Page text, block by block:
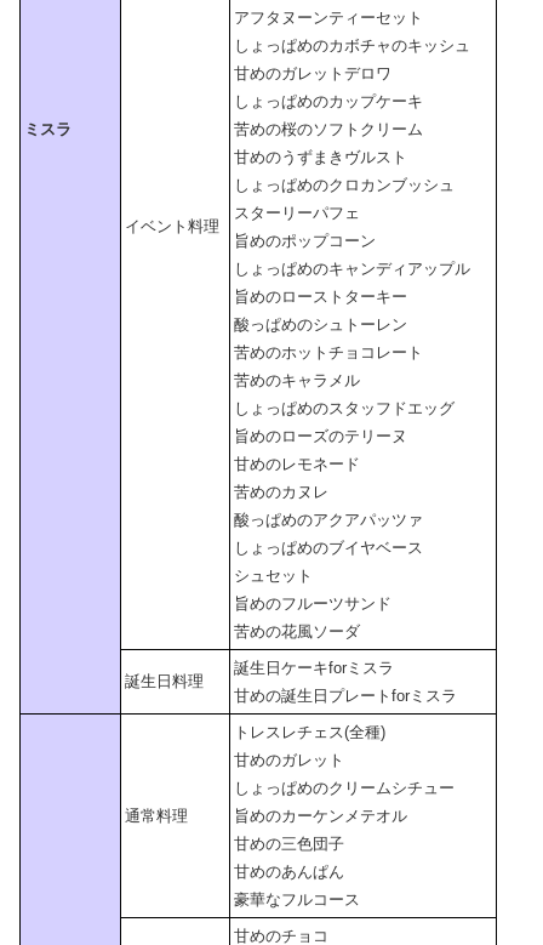
ミスラ
イベント料理
アフタヌーンティーセット
しょっぱめのカボチャのキッシュ
甘めのガレットデロワ
しょっぱめのカップケーキ
苦めの桜のソフトクリーム
甘めのうずまきヴルスト
しょっぱめのクロカンブッシュ
スターリーパフェ
旨めのポップコーン
しょっぱめのキャンディアップル
旨めのローストターキー
酸っぱめのシュトーレン
苦めのホットチョコレート
苦めのキャラメル
しょっぱめのスタッフドエッグ
旨めのローズのテリーヌ
甘めのレモネード
苦めのカヌレ
酸っぱめのアクアパッツァ
しょっぱめのブイヤベース
シュセット
旨めのフルーツサンド
苦めの花風ソーダ
誕生日料理
誕生日ケーキforミスラ
甘めの誕生日プレートforミスラ
通常料理
トレスレチェス(全種)
甘めのガレット
しょっぱめのクリームシチュー
旨めのカーケンメテオル
甘めの三色団子
甘めのあんぱん
豪華なフルコース
甘めのチョコ